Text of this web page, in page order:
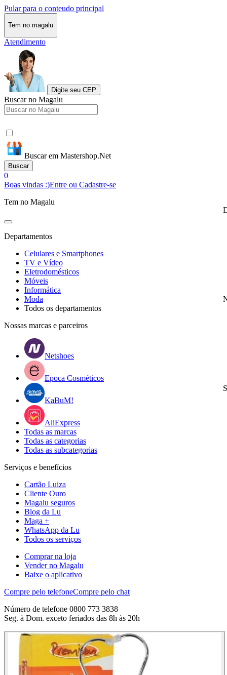
Pular para o conteudo principal
Tem no magalu
Atendimento
Digite seu CEP
Buscar no Magalu
Buscar em Mastershop.Net
Buscar
0
Boas vindas :)Entre ou Cadastre-se
Tem no Magalu
Departamentos
Celulares e Smartphones
TV e Vídeo
Eletrodomésticos
Móveis
Informática
Moda
Todos os departamentos
Nossas marcas e parceiros
Netshoes
Epoca Cosméticos
KaBuM!
AliExpress
Todas as marcas
Todas as categorias
Todas as subcategorias
Serviços e benefícios
Cartão Luiza
Cliente Ouro
Magalu seguros
Blog da Lu
Maga +
WhatsApp da Lu
Todos os serviços
Comprar na loja
Vender no Magalu
Baixe o aplicativo
Compre pelo telefoneCompre pelo chat
Número de telefone 0800 773 3838
Seg. à Dom. exceto feriados das 8h às 20h